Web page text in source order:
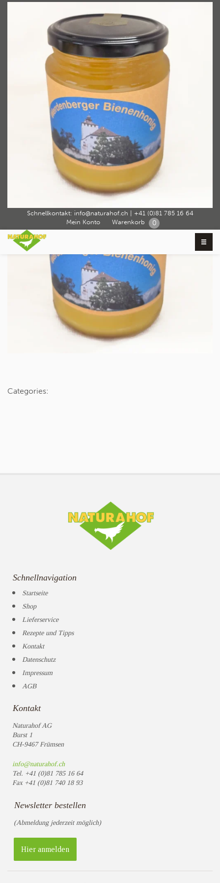
Schnellkontakt: info@naturahof.ch
+41 (0)81 785 16 64
Mein Konto
Warenkorb 0
Werdenberger Bienenhonig 500g – Frühlingshonig cremig
H300-Sommerhonig cremig-500g
H300-Sommerhonig cremig-
By Carsten Heyler ArtandFriends 20. Januar 2026
Categories:
Schnellnavigation
Startseite
Shop
Lieferservice
Rezepte und Tipps
Kontakt
Datenschutz
Impressum
AGB
Kontakt
Naturahof AG
Burst 1
CH-9467 Frümsen
info@naturahof.ch
Tel. +41 (0)81 785 16 64
Fax +41 (0)81 740 18 93
Newsletter bestellen
(Abmeldung jederzeit möglich)
Hier anmelden